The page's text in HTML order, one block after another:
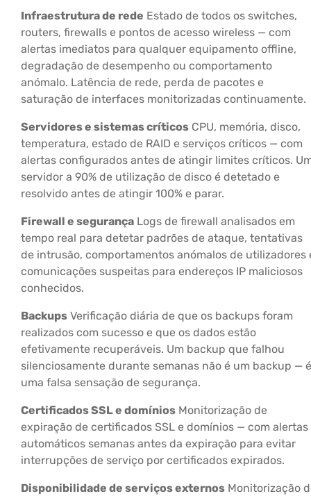
Infraestrutura de rede Estado de todos os switches,
routers, firewalls e pontos de acesso wireless — com
alertas imediatos para qualquer equipamento offline,
degradação de desempenho ou comportamento
anómalo. Latência de rede, perda de pacotes e
saturação de interfaces monitorizadas continuamente.
Servidores e sistemas críticos CPU, memória, disco,
temperatura, estado de RAID e serviços críticos — com
alertas configurados antes de atingir limites críticos.
servidor a 90% de utilização de disco é detetado e
resolvido antes de atingir 100% e parar.
Firewall e segurança Logs de firewall analisados em
tempo real para detetar padrões de ataque, tentativas
de intrusão, comportamentos anómalos de utilizadores
comunicações suspeitas para endereços IP maliciosos
conhecidos.
Backups Verificação diária de que os backups foram
realizados com sucesso e que os dados estão
efetivamente recuperáveis. Um backup que falhou
silenciosamente durante semanas não é um backup — é
uma falsa sensação de segurança.
Certificados SSL e domínios Monitorização de
expiração de certificados SSL e domínios — com alertas
automáticos semanas antes da expiração para evitar
interrupções de serviço por certificados expirados.
Disponibilidade de serviços externos Monitorização